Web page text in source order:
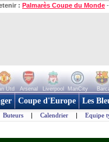
: Palmarès Coupe du Monde -
Utd Arsenal Liverpool ManCity
Coupe d'Europe Les
Buteurs | Calendrier | Equipe